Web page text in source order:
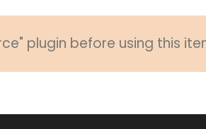
plugin before using this